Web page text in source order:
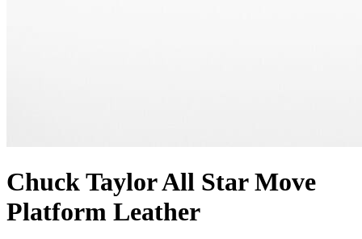
Chuck Taylor All Star Move
Platform Leather